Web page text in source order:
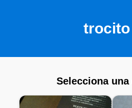
trocito
Selecciona